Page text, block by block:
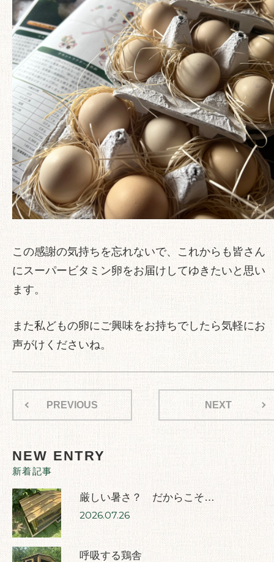
この感謝の気持ちを忘れないで、これからも皆さん
にスーパービタミン卵をお届けしてゆきたいと思い
ます。
また私どもの卵にご興味をお持ちでしたら気軽にお
声がけくださいね。
PREVIOUS NEXT
NEW ENTRY
新着記事
厳しい暑さ？ だからこそ…
2026.07.26
呼吸する鶏舎